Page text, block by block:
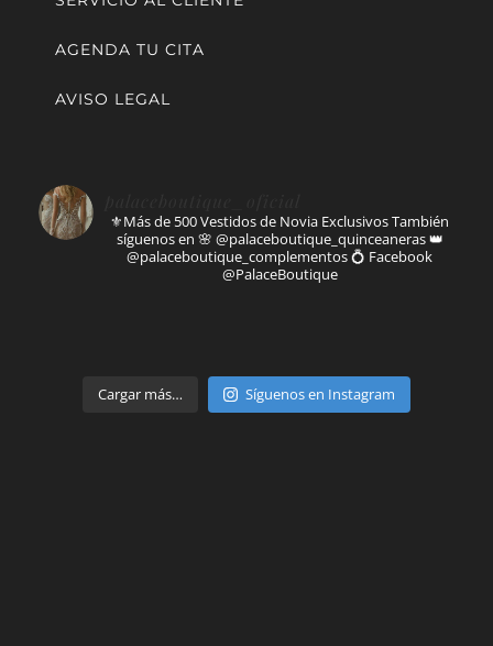
AGENDA TU CITA
AVISO LEGAL
⚜️Más de 500 Vestidos de Novia ExclusivosTambién
síguenos en 🌸 @palaceboutique_quinceaneras👑
@palaceboutique_complementos💍 Facebook
@PalaceBoutique
Parte de
Cargar más… Síguenos en Instagram